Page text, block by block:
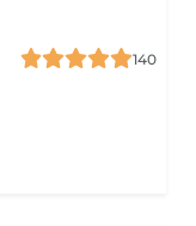
140